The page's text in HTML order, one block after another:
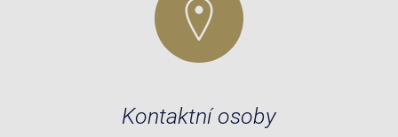
Kontaktní osoby